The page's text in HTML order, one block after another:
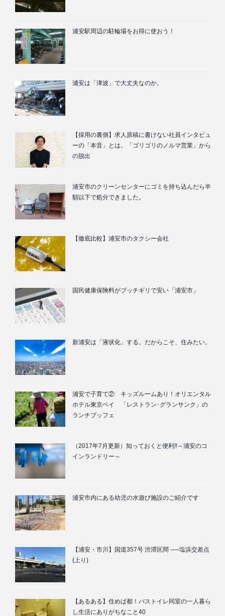
浦安駅周辺の駐輪場をお得に使おう！
浦安は「津波」で大丈夫なのか。
【採用の裏側】求人原稿に書けない社員インタビュ
ーの「本音」とは。「ゴリゴリのノルマ営業」から
の脱出
浦安市のクリーンセンターにゴミを持ち込んだら半
額以下で処分できました。
【徹底比較】浦安市のタクシー会社
国民健康保険料がブッチギリで安い「浦安市」
新浦安は「液状化」する。だからこそ、住みたい。
浦安で子育て② キッズルームあり！オリエンタル
ホテル東京ベイ 「レストラン･グランサンク」の
ランチブッフェ
（2017年7月更新）知っておくと便利!!～浦安のコ
インランドリー～
浦安市内にある幼児の水遊び施設のご紹介です
【浦安・市川】国道357号 渋滞区間 ──塩浜交差点
(上り)
【あるある】住めば都！バストイレ同室の一人暮ら
し生活にありがちなこと40